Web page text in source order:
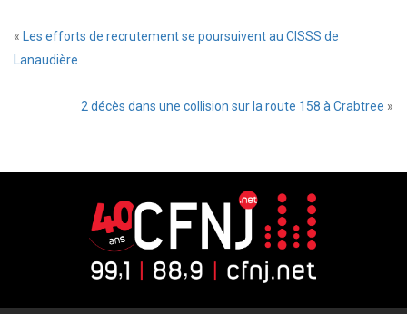
«
Les efforts de recrutement se poursuivent au CISSS de
Lanaudière
2 décès dans une collision sur la route 158 à Crabtree »